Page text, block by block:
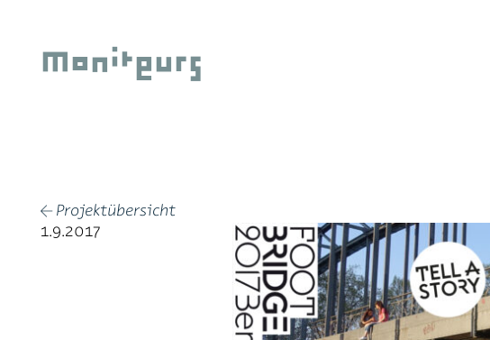
springenMoniteurs
← Projektübersicht
1.9.2017